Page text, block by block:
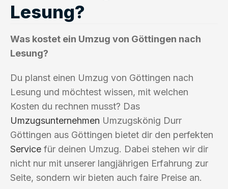
Lesung?
Was kostet ein Umzug von Göttingen nach
Lesung?
Du planst einen Umzug von Göttingen nach
Lesung und möchtest wissen, mit welchen
Kosten du rechnen musst? Das
Umzugsunternehmen Umzugskönig Durr
Göttingen aus Göttingen bietet dir den perfekten
Service für deinen Umzug. Dabei stehen wir dir
nicht nur mit unserer langjährigen Erfahrung zur
Seite, sondern wir bieten auch faire Preise an.